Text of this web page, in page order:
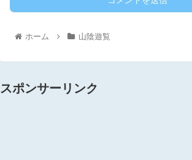
ホーム 山陰遊覧
スポンサーリンク